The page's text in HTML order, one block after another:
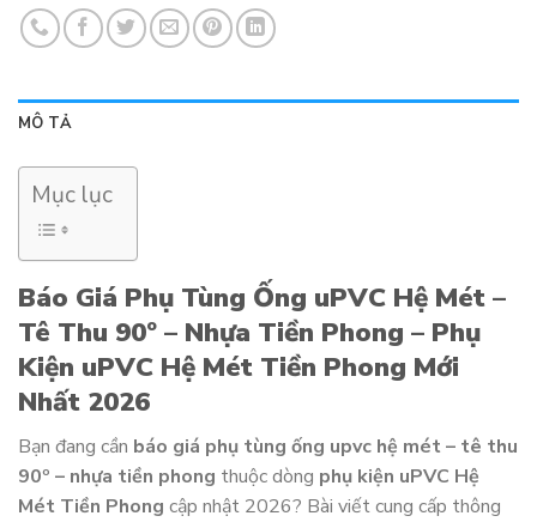
MÔ TẢ
Mục lục
Báo Giá Phụ Tùng Ống uPVC Hệ Mét –
Tê Thu 90º – Nhựa Tiền Phong – Phụ
Kiện uPVC Hệ Mét Tiền Phong Mới
Nhất 2026
Bạn đang cần báo giá phụ tùng ống upvc hệ mét – tê thu
90º – nhựa tiền phong thuộc dòng phụ kiện uPVC Hệ
Mét Tiền Phong cập nhật 2026? Bài viết cung cấp thông